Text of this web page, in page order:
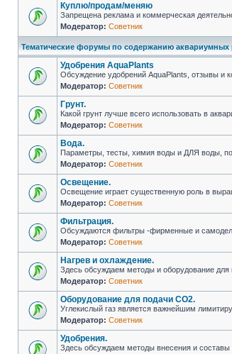
Куплю/продам/меняю
Запрещена реклама и коммерческая
Модератор: Советник
Тематические форумы по содержанию аквариумных
Удобрения AquaPlants
Обсуждение удобрений AquaPlants, отзывы и
Модератор: Советник
Грунт.
Какой грунт лучше всего использовать в
Модератор: Советник
Вода.
Параметры, тесты, химия воды и ДЛЯ воды,
Модератор: Советник
Освещение.
Освещение играет существенную роль в
Модератор: Советник
Фильтрация.
Обсуждаются фильтры -фирменные и
Модератор: Советник
Нагрев и охлаждение.
Здесь обсуждаем методы и оборудование для
Модератор: Советник
Оборудование для подачи CO2.
Углекислый газ является важнейшим
Модератор: Советник
Удобрения.
Здесь обсуждаем методы внесения и составы